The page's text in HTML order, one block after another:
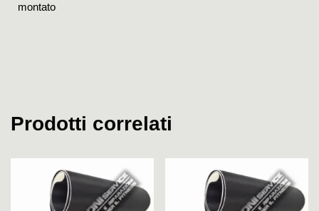
montato
Prodotti correlati